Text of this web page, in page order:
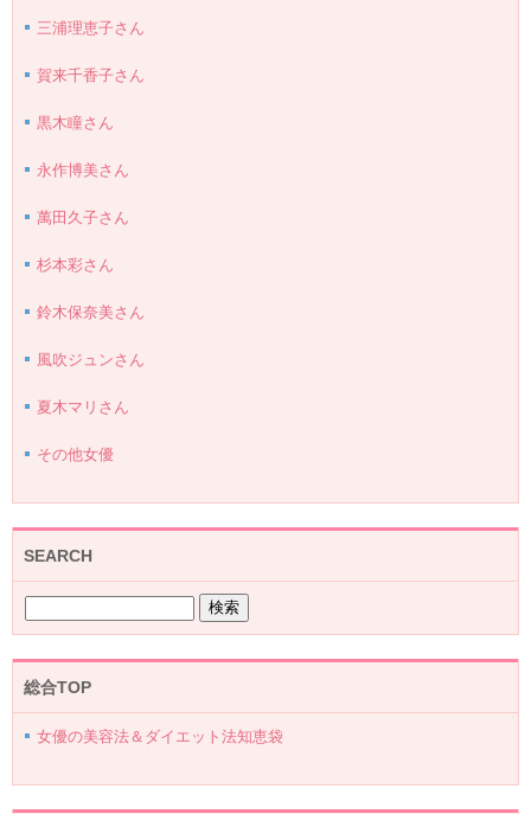
三浦理恵子さん
賀来千香子さん
黒木瞳さん
永作博美さん
萬田久子さん
杉本彩さん
鈴木保奈美さん
風吹ジュンさん
夏木マリさん
その他女優
SEARCH
総合TOP
女優の美容法＆ダイエット法知恵袋